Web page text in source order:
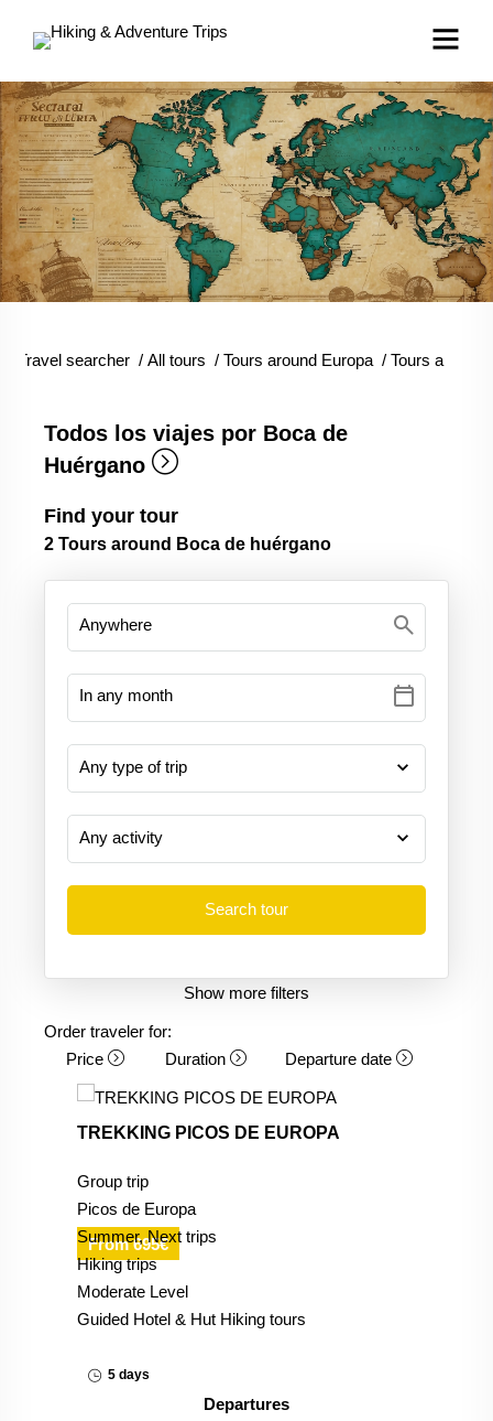
Travel searcher / All tours / Tours around Europa / Tours around
Todos los viajes por Boca de
Huérgano
Find your tour
2 Tours around Boca de huérgano
search
calendar_today
Show more filters
Order traveler for:
Price
Duration Departure date
From 695€
TREKKING PICOS DE EUROPA
Group trip
Picos de Europa
Summer, Next trips
Hiking trips
Moderate Level
Guided Hotel & Hut Hiking tours
5 days
Departures